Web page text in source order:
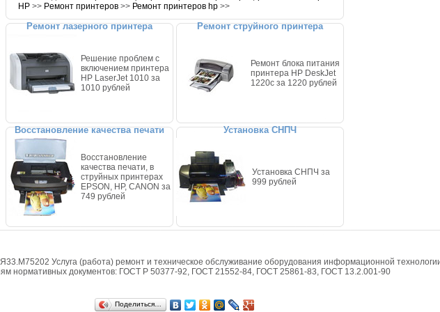
HP>> Pемонт принтеров>> Ремонт принтеров hp>>
Ремонт лазерного принтера Ремонт струйного принтера
Решение проблем с
включением принтера
HP LaserJet 1010 за
1010 рублей
Ремонт блока питания
принтера HP DeskJet
1220c за 1220 рублей
Восстановление качества печати Установка СНПЧ
Восстановление
качества печати, в
струйных принтерах
EPSON, HP, CANON за
749 рублей
Установка СНПЧ за
999 рублей
Услуга (работа) ремонт и техническое обслуживание оборудования информационной технологии
нормативных документов: ГОСТ Р 50377-92, ГОСТ 21552-84, ГОСТ 25861-83, ГОСТ 13.2.001-90
Поделиться…